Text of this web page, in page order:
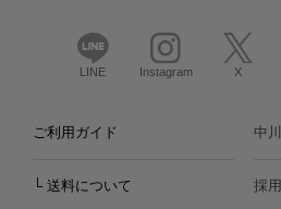
LINE Instagram X
ご利用ガイド
└ 送料について
中
採